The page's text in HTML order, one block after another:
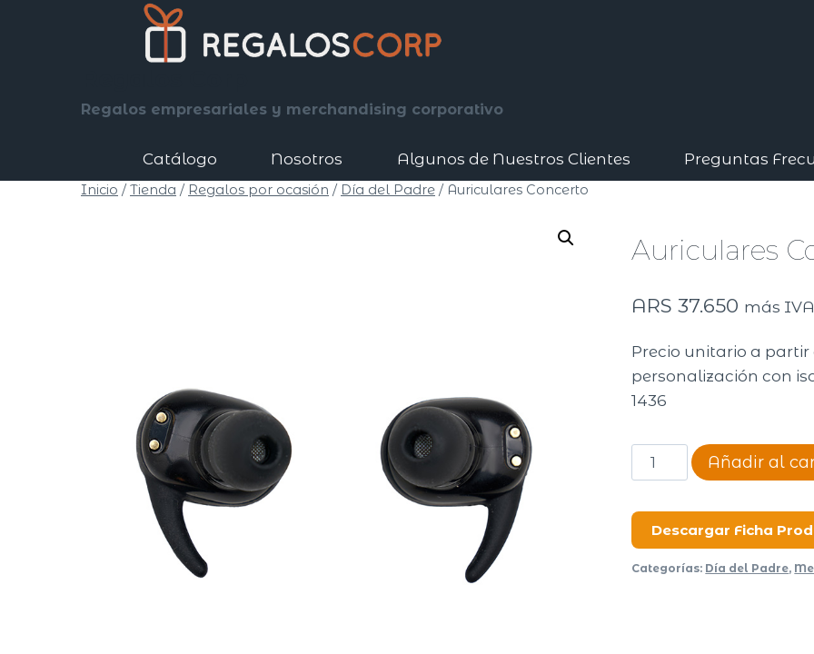
Regalos empresariales y merchandising corporativo
Catálogo Nosotros Algunos de Nuestros Clientes Preguntas
Inicio / Tienda / Regalos por ocasión / Día del Padre / Auriculares Concerto
Auriculares
ARS 37.650 más IVA
Precio unitario a
personalización con
1436
Auriculares
Concerto
Añadir al
Descargar Ficha
Categorías: Día del Padre,